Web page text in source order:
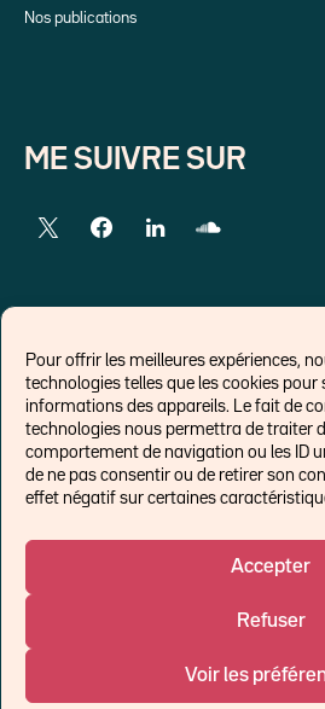
Pour offrir les meilleures expériences,
technologies telles que les cookies
informations des appareils. Le fait de
technologies nous permettra de traiter
comportement de navigation ou les ID
de ne pas consentir ou de retirer son
effet négatif sur certaines
Accepter
Refuser
Voir les
Nos publications
ME SUIVRE SUR
LIENS
Chroniques pour
Economistes
Think tank
Politique de cookies
Un affilié de :